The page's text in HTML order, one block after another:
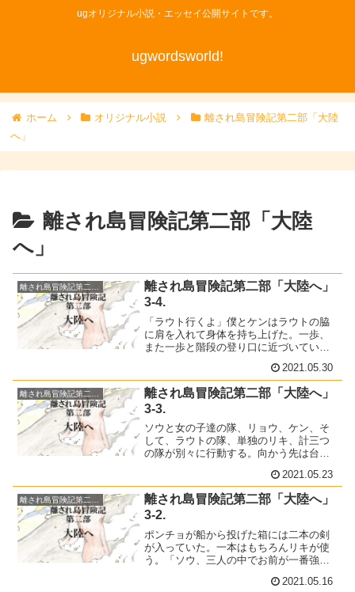
ugオリジナル小説・エッセイ公開サイトです。
ugwordsworld!
ホーム オリジナル小説
離され島冒険記第二部「大陸
へ」
離され島冒険記第二部「大陸
へ」
離され島冒険記第二部「大陸へ」
離され島冒険記第二部「大陸へ」
3-4.
「ラウト行くよ」僕とケンはラウトの脇
に肩を入れて身体を持ち上げた。一歩、
また一歩と階段の登り口に近づいてい
胸の音が高まるのがわかる。「兵が来
る。急げ！」後ろからリキが声をかけて
きた。
2021.05.30
離され島冒険記第二部「大陸へ」
3-3.
ソウと女の子達の隊、リョウ、ケン、そ
して、ラウトの隊、単独のリキ、計三つ
の隊が別々に行動する。向かう先は台地
目立たないようにする。万が一失敗した
時に残った隊は関係がない振りをするこ
とで話が決まっていた。
2021.05.23
離され島冒険記第二部「大陸へ」
離され島冒険記第二部「大陸へ」
3-2.
ポンチョが船から投げた箱には二本の剣
が入っていた。一本はもちろんリキが使
う。「ソウ、三人の中でお前が一番強
ウは驚いてリキの方を振り返った。2021.05.16